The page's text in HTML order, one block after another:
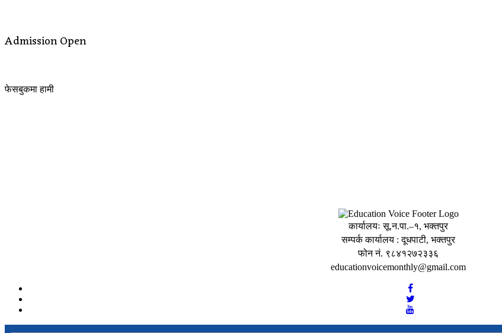
Admission Open
फेसबुकमा हामी
कार्यालयः सू.न.पा.–१, भक्तपुर
सम्पर्क कार्यालय : दूधपाटी, भक्तपुर
फोन नं. ९८४१२७२३३६
educationvoicemonthly@gmail.com